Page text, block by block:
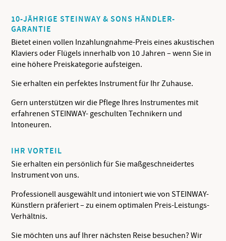
10-JÄHRIGE STEINWAY & SONS HÄNDLER-
GARANTIE
Bietet einen vollen Inzahlungnahme-Preis eines akustischen
Klaviers oder Flügels innerhalb von 10 Jahren – wenn Sie in
eine höhere Preiskategorie aufsteigen.
Sie erhalten ein perfektes Instrument für Ihr Zuhause.
Gern unterstützen wir die Pflege Ihres Instrumentes mit
erfahrenen STEINWAY- geschulten Technikern und
Intoneuren.
IHR VORTEIL
Sie erhalten ein persönlich für Sie maßgeschneidertes
Instrument von uns.
Professionell ausgewählt und intoniert wie von STEINWAY-
Künstlern präferiert – zu einem optimalen Preis-Leistungs-
Verhältnis.
Sie möchten uns auf Ihrer nächsten Reise besuchen? Wir